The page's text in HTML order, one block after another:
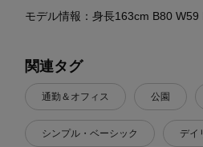
モデル情報：身長163cm B80 W59
関連タグ
通勤＆オフィス 公園
シンプル・ベーシック デイ